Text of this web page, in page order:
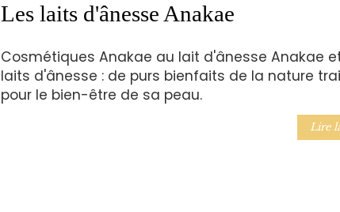
Les laits d'ânesse Anakae
Cosmétiques Anakae au lait d'ânesse Anakae
laits d'ânesse : de purs bienfaits de la nature
pour le bien-être de sa peau.
Lire